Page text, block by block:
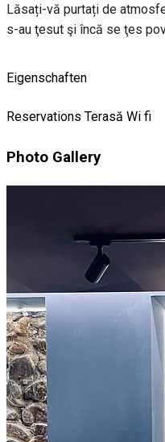
Lăsați-vă purtați de
s-au ţesut şi încă se ţes
Eigenschaften
Reservations Terasă Wi fi
Photo Gallery